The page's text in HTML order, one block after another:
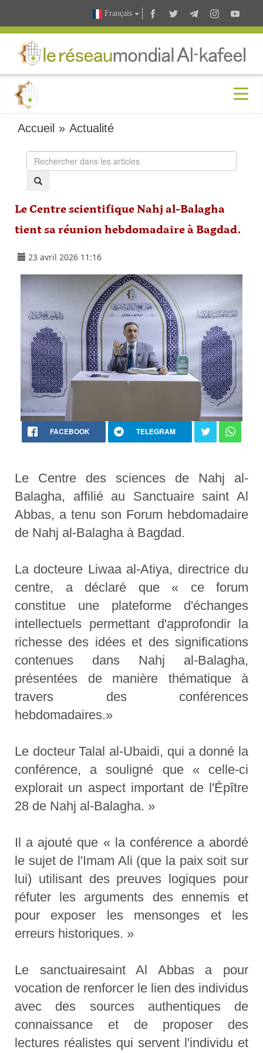
Français
Accueil »Actualité
Le Centre scientifique Nahj al-Balagha
tient sa réunion hebdomadaire à Bagdad.
23 avril 2026 11:16
FACEBOOK TELEGRAM
Le Centre des sciences de Nahj al-
Balagha, affilié au Sanctuaire saint Al
Abbas, a tenu son Forum hebdomadaire
de Nahj al-Balagha à Bagdad.
La docteure Liwaa al-Atiya, directrice du
centre, a déclaré que « ce forum
constitue une plateforme d'échanges
intellectuels permettant d'approfondir la
richesse des idées et des significations
contenues dans Nahj al-Balagha,
présentées de manière thématique à
travers des conférences
hebdomadaires.»
Le docteur Talal al-Ubaidi, qui a donné la
conférence, a souligné que « celle-ci
explorait un aspect important de l'Épître
28 de Nahj al-Balagha. »
Il a ajouté que « la conférence a abordé
le sujet de l'Imam Ali (que la paix soit sur
lui) utilisant des preuves logiques pour
réfuter les arguments des ennemis et
pour exposer les mensonges et les
erreurs historiques. »
Le sanctuairesaint Al Abbas a pour
vocation de renforcer le lien des individus
avec des sources authentiques de
connaissance et de proposer des
lectures réalistes qui servent l'individu et